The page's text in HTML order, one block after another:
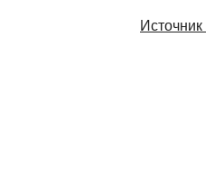
Источник